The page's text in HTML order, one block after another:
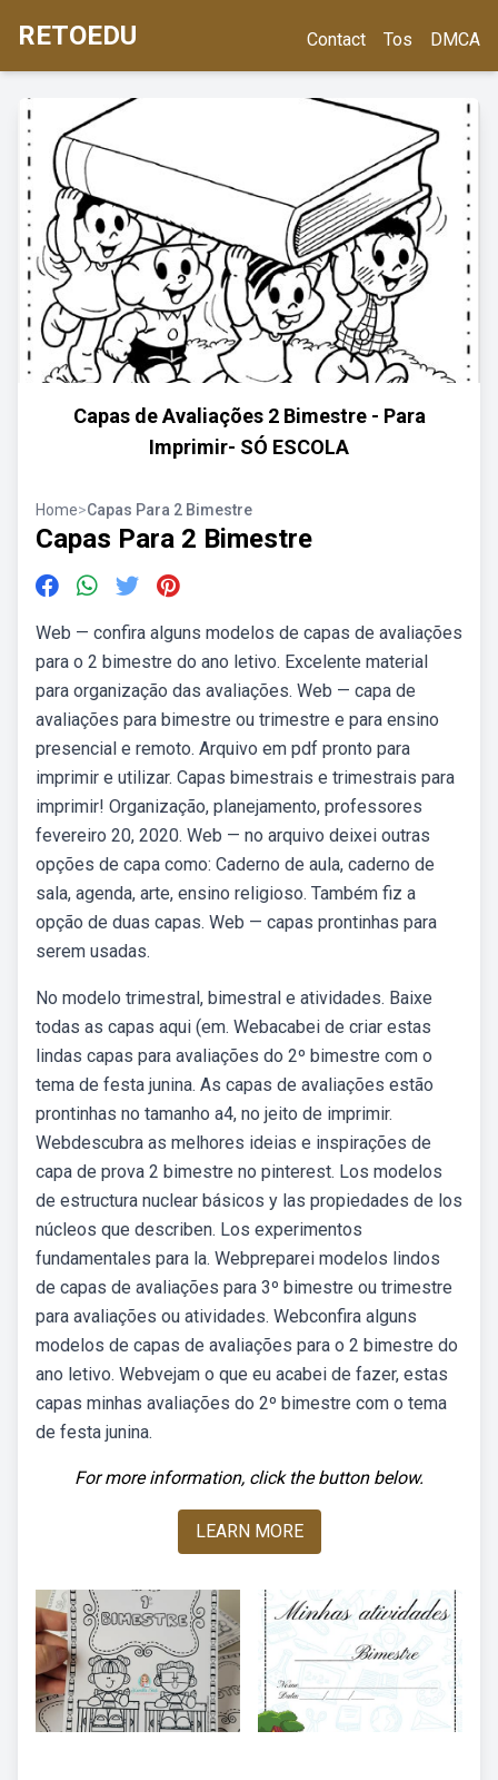
RETOEDU Contact Tos DMCA
Capas de Avaliações 2 Bimestre - Para
Imprimir- SÓ ESCOLA
Home>Capas Para 2 Bimestre
Capas Para 2 Bimestre
Web — confira alguns modelos de capas de avaliações
para o 2 bimestre do ano letivo. Excelente material
para organização das avaliações. Web — capa de
avaliações para bimestre ou trimestre e para ensino
presencial e remoto. Arquivo em pdf pronto para
imprimir e utilizar. Capas bimestrais e trimestrais para
imprimir! Organização, planejamento, professores
fevereiro 20, 2020. Web — no arquivo deixei outras
opções de capa como: Caderno de aula, caderno de
sala, agenda, arte, ensino religioso. Também fiz a
opção de duas capas. Web — capas prontinhas para
serem usadas.
No modelo trimestral, bimestral e atividades. Baixe
todas as capas aqui (em. Webacabei de criar estas
lindas capas para avaliações do 2º bimestre com o
tema de festa junina. As capas de avaliações estão
prontinhas no tamanho a4, no jeito de imprimir.
Webdescubra as melhores ideias e inspirações de
capa de prova 2 bimestre no pinterest. Los modelos
de estructura nuclear básicos y las propiedades de los
núcleos que describen. Los experimentos
fundamentales para la. Webpreparei modelos lindos
de capas de avaliações para 3º bimestre ou trimestre
para avaliações ou atividades. Webconfira alguns
modelos de capas de avaliações para o 2 bimestre do
ano letivo. Webvejam o que eu acabei de fazer, estas
capas minhas avaliações do 2º bimestre com o tema
de festa junina.
For more information, click the button below.
LEARN MORE